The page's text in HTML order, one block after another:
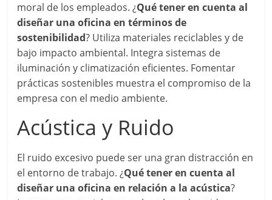
moral de los empleados. ¿Qué tener en cuenta al
diseñar una oficina en términos de
sostenibilidad? Utiliza materiales reciclables y de
bajo impacto ambiental. Integra sistemas de
iluminación y climatización eficientes. Fomentar
prácticas sostenibles muestra el compromiso de la
empresa con el medio ambiente.
Acústica y Ruido
El ruido excesivo puede ser una gran distracción en
el entorno de trabajo. ¿Qué tener en cuenta al
diseñar una oficina en relación a la acústica?